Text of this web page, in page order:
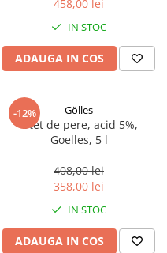
458,00 lei
IN STOC
ADAUGA IN COS
-12% Gölles
Otet de pere, acid 5%,
Goelles, 5 l
408,00 lei
358,00 lei
IN STOC
ADAUGA IN COS